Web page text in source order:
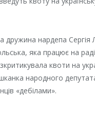
дружина нардепа
яка працює на
квоти на
народного
«дебілами».